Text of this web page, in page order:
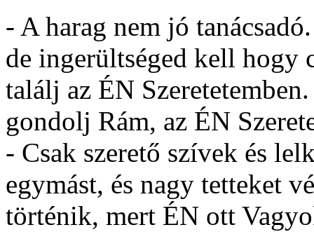
- A harag nem jó
de ingerültséged kell hogy
találj az ÉN
gondolj Rám, az ÉN
- Csak szerető szívek és
egymást, és nagy tetteket
történik, mert ÉN ott